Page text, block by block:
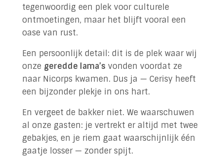
tegenwoordig een plek voor culturele
ontmoetingen, maar het blijft vooral een
oase van rust.
Een persoonlijk detail: dit is de plek waar wij
onze geredde lama’s vonden voordat ze
naar Nicorps kwamen. Dus ja — Cerisy heeft
een bijzonder plekje in ons hart.
En vergeet de bakker niet. We waarschuwen
al onze gasten: je vertrekt er altijd met twee
gebakjes, en je riem gaat waarschijnlijk één
gaatje losser — zonder spijt.